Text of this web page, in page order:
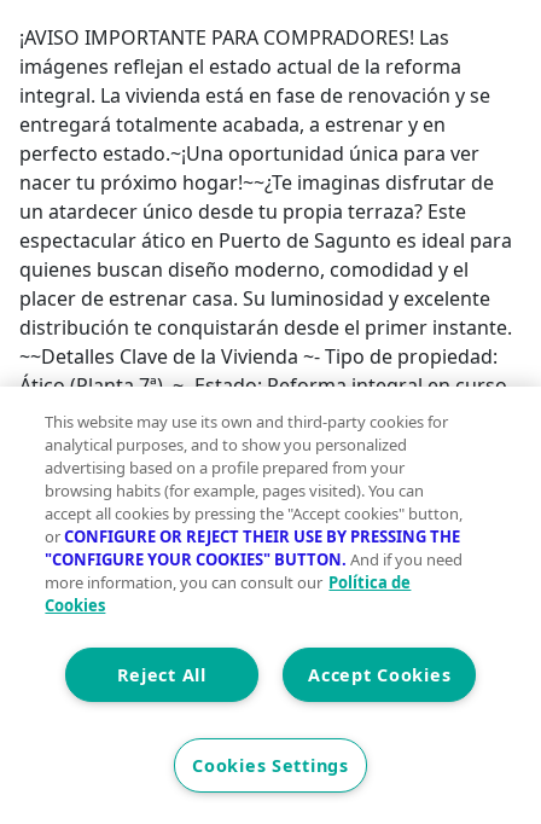
¡AVISO IMPORTANTE PARA COMPRADORES! Las
imágenes reflejan el estado actual de la reforma
integral. La vivienda está en fase de renovación y se
entregará totalmente acabada, a estrenar y en
perfecto estado.~¡Una oportunidad única para ver
nacer tu próximo hogar!~~¿Te imaginas disfrutar de
un atardecer único desde tu propia terraza? Este
espectacular ático en Puerto de Sagunto es ideal para
quienes buscan diseño moderno, comodidad y el
placer de estrenar casa. Su luminosidad y excelente
distribución te conquistarán desde el primer instante.
~~Detalles Clave de la Vivienda ~- Tipo de propiedad:
Ático (Planta 7ª). ~- Estado: Reforma integral en curso
(se entrega terminado y listo para entrar).~- Superficie:
99 m2 construidos / 79,17 m2 útiles. ~- Habitaciones y
baños: 3 habitaciones y 2 baños completos con
ducha.~- Espacios exteriores: Gran terraza hacia la
Calle Maestrat y un balcón privado en la zona de
noche.~- Orientación: Combinación este-oeste (sol de
mañana en dormitorios y tardes luminosas en la
terraza).~~Al cruzar la puerta con orientación oeste,
un práctico recibidor te conecta con una primera
estancia perfecta como despacho, estudio o
habitación de invitados, garantizando total
independencia del resto de la casa. A continuación,
pasamos a la zona social: un magnífico espacio
diáfano y muy luminoso que unifica el salón, el
This website may use its own and third-party cookies for
analytical purposes, and to show you personalized
advertising based on a profile prepared from your
browsing habits (for example, pages visited). You can
accept all cookies by pressing the "Accept cookies" button,
orCONFIGURE OR REJECT THEIR USE BY PRESSING THE
"CONFIGURE YOUR COOKIES" BUTTON. And if you need
more information, you can consult our Política de
Cookies
Accept Cookies
Reject All
Cookies Settings